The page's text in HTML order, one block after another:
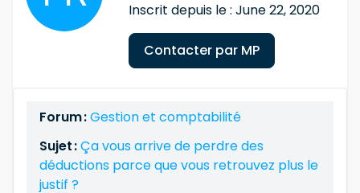
Inscrit depuis le : June 22, 2020
Contacter par MP
Forum :Gestion et comptabilité
Sujet :Ça vous arrive de perdre des
déductions parce que vous retrouvez plus le
justif ?